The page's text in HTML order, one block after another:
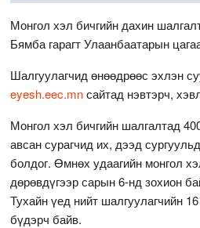
Монгол хэл бичгийн дахин
Бямба гарагт Улаанбаатарын
Шалгуулагчид өнөөдрөөс эхлэн
eyesh.eec.mnсайтад нэвтэрч,
Монгол хэл бичгийн шалгалтад
авсан сурагчид их, дээд
болдог. Өмнөх удаагийн монгол
дөрөвдүгээр сарын 6-нд зохион
Тухайн үед нийт шалгуулагчийн
бүдэрч байв.